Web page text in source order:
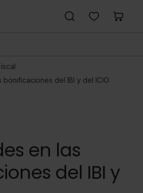
del IBI y del ICIO
en las
del IBI y